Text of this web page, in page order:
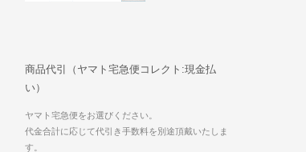
商品代引（ヤマト宅急便コレクト:現金払
い）
ヤマト宅急便をお選びください。
代金合計に応じて代引き手数料を別途頂戴いたしま
す。